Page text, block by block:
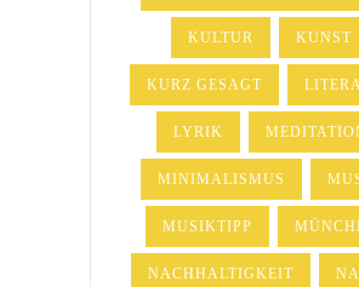
KULTUR KUNST
KURZ GESAGT
LYRIK
MINIMALISMUS
MUSIKTIPP
NACHHALTIGKEIT